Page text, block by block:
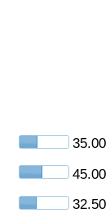
35.00
45.00
32.50